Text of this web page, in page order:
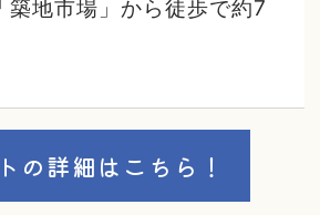
築地市場」から徒歩で約7
の詳細はこちら！